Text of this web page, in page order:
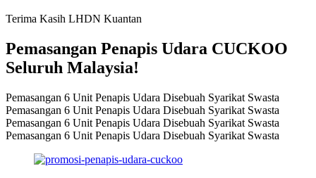
Terima Kasih LHDN Kuantan
Pemasangan Penapis Udara CUCKOO
Seluruh Malaysia!
Pemasangan 6 Unit Penapis Udara Disebuah Syarikat Swasta
Pemasangan 6 Unit Penapis Udara Disebuah Syarikat Swasta
Pemasangan 6 Unit Penapis Udara Disebuah Syarikat Swasta
Pemasangan 6 Unit Penapis Udara Disebuah Syarikat Swasta